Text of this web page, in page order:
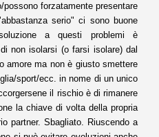
forzatamente presentare
serio" ci sono buone
a questi problemi è
non isolarsi (o farsi isolare) dal
amore ma non è giusto smettere
sport/ecc. in nome di un unico
il rischio è di rimanere
la chiave di volta della propria
partner. Sbagliato. Riuscendo a